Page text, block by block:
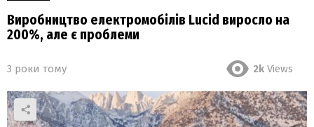
Виробництво електромобілів Lucid виросло на
200%, але є проблеми
3 роки тому 2k Views